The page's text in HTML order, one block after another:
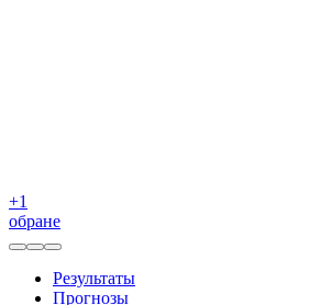
+1
обране
Результаты
Прогнозы